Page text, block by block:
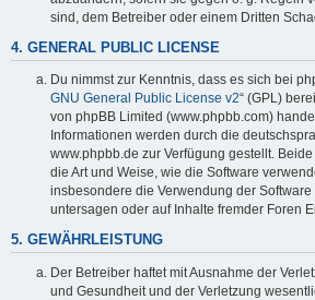
sind, dem Betreiber oder einem Dritten
4. GENERAL PUBLIC LICENSE
Du nimmst zur Kenntnis, dass es sich bei
GNU General Public License v2“ (GPL)
von phpBB Limited (www.phpbb.com)
Informationen werden durch die
www.phpbb.de zur Verfügung gestellt.
die Art und Weise, wie die Software
insbesondere die Verwendung der
untersagen oder auf Inhalte fremder Foren
5. GEWÄHRLEISTUNG
Der Betreiber haftet mit Ausnahme der
und Gesundheit und der Verletzung